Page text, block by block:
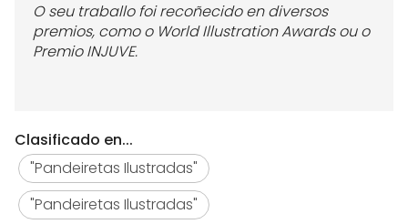
O seu traballo foi recoñecido en diversos
premios, como o World Illustration Awards ou o
Premio INJUVE.
Clasificado en...
"Pandeiretas Ilustradas"
"Pandeiretas Ilustradas"